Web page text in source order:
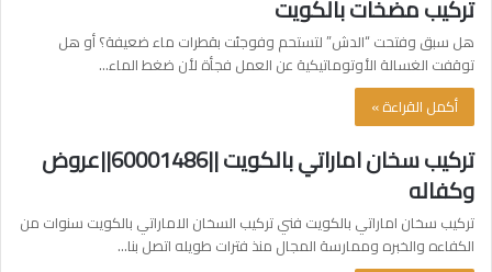
تركيب مضخات بالكويت
هل سبق وفتحت “الدش” لتستحم وفوجئت بقطرات ماء ضعيفة؟ أو هل
توقفت الغسالة الأوتوماتيكية عن العمل فجأة لأن ضغط الماء…
أكمل القراءة »
تركيب سخان اماراتي بالكويت ||60001486||عروض
وكفاله
تركيب سخان اماراتي بالكويت فني تركيب السخان الاماراتي بالكويت سنوات من
الكفاءه والخبره وممارسة المجال منذ فترات طويله اتصل بنا…